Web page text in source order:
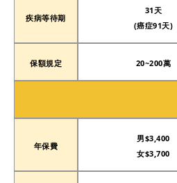
疾病等待期
31天
(癌症91天)
保額規定 20~200萬
年保費
男$3,400
女$3,700